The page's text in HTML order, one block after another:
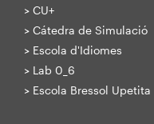
> CU+
> Cátedra de Simulació
> Escola d'Idiomes
> Lab 0_6
> Escola Bressol Upetita